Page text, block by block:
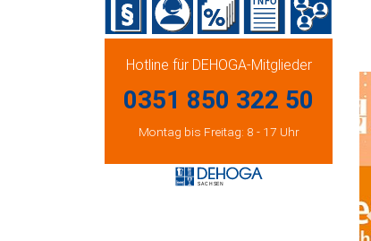
Hotline für DEHOGA-Mitglieder
0351 850 322 50
Montag bis Freitag: 8 - 17 Uhr